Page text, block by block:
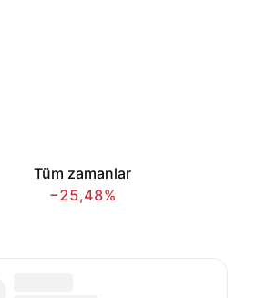
Tüm zamanlar
−25,48%